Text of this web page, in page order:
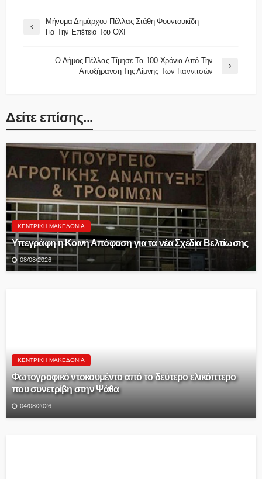
Μήνυμα Δημάρχου Πέλλας Στάθη Φουντουκίδη
Για Την Επέτειο Του ΟΧΙ
Ο Δήμος Πέλλας Τίμησε Τα 100 Χρόνια Από Την
Αποξήρανση Της Λίμνης Των Γιαννιτσών
Δείτε επίσης...
ΚΕΝΤΡΙΚΉ ΜΑΚΕΔΟΝΊΑ
Υπεγράφη η Κοινή Απόφαση για τα νέα Σχέδια Βελτίωσης
08/08/2026
ΚΕΝΤΡΙΚΉ ΜΑΚΕΔΟΝΊΑ
Φωτογραφικό ντοκουμέντο από το δεύτερο ελικόπτερο
που συνετρίβη στην Ψάθα
04/08/2026